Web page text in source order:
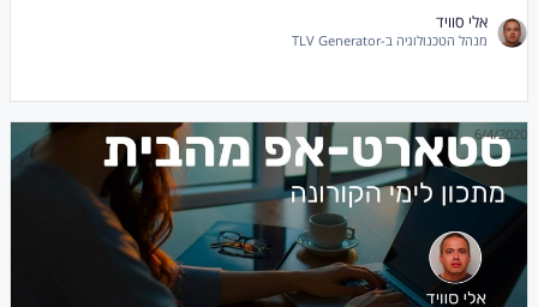
אלי סוויד
מנהל הטכנולוגיה ב-TLV Generator
6/4/2020